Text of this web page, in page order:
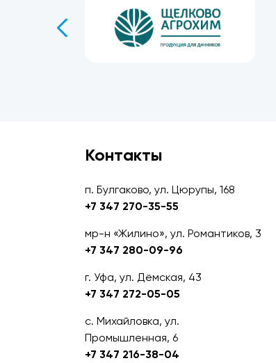
Контакты
п. Булгаково, ул. Цюрупы, 168
+7 347 270-35-55
мр-н «Жилино», ул. Романтиков, 3
+7 347 280-09-96
г. Уфа, ул. Дёмская, 43
+7 347 272-05-05
с. Михайловка, ул.
Промышленная, 6
+7 347 216-38-04